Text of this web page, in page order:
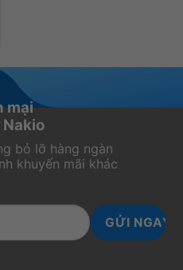
mại
bỏ lỡ hàng ngàn
khuyến mãi khác